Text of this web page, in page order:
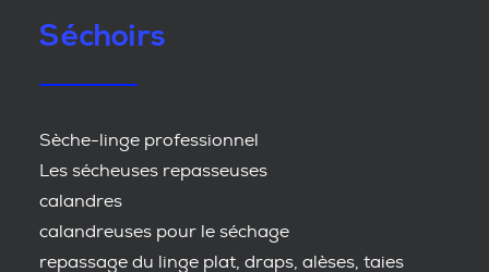
Séchoirs
Sèche-linge professionnel
Les sécheuses repasseuses
calandres
calandreuses pour le séchage
repassage du linge plat, draps, alèses, taies